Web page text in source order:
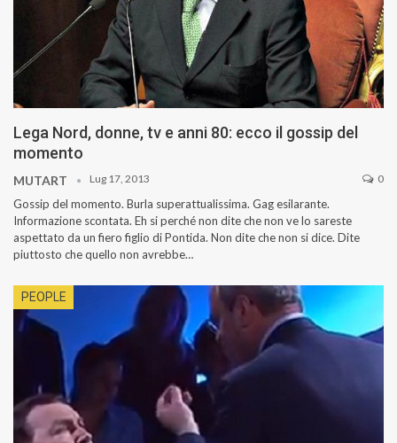
Lega Nord, donne, tv e anni 80: ecco il gossip del
momento
MUTART Lug 17, 2013 0
Gossip del momento. Burla superattualissima. Gag esilarante.
Informazione scontata. Eh si perché non dite che non ve lo sareste
aspettato da un fiero figlio di Pontida. Non dite che non si dice. Dite
piuttosto che quello non avrebbe…
PEOPLE